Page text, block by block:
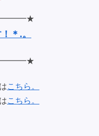
＊.。
こちら。
こちら。